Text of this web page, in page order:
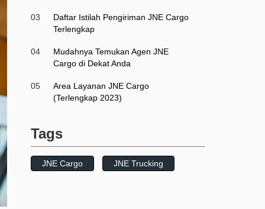
03
Daftar Istilah Pengiriman JNE Cargo
Terlengkap
04
Mudahnya Temukan Agen JNE
Cargo di Dekat Anda
05
Area Layanan JNE Cargo
(Terlengkap 2023)
Tags
JNE Cargo JNE Trucking